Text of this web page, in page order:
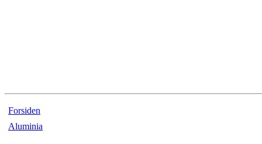
Forsiden
Aluminia